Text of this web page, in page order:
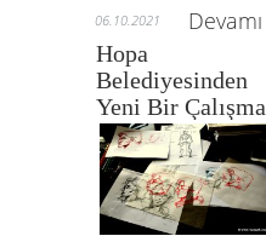
06.10.2021 Devamı
Hopa
Belediyesinden
Yeni Bir Çalışma